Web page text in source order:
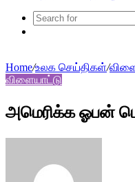
Home/உலக செய்திகள்/
விளையாட்டு
அமெரிக்க ஓபன்